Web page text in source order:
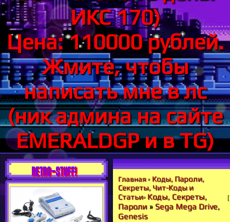
ИКС 170)
Цена: 110000 рублей.
Жмите, чтобы
написать мне в лс
(ник админа на сайте
EMERALDGP и в TG)
RETRO-STUFF!
Главная » Коды, Пароли,
Секреты, Чит-Коды и
Статьи» Коды, Секреты,
Пароли » Sega Mega Drive,
Genesis